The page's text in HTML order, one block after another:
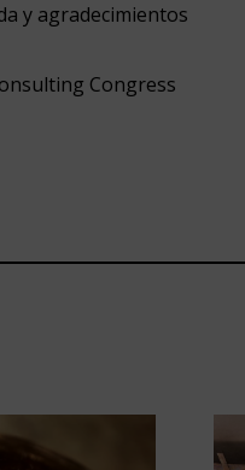
y agradecimientos
Congress